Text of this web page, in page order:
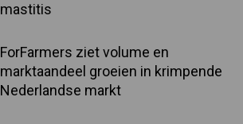
mastitis
ForFarmers ziet volume en
marktaandeel groeien in krimpende
Nederlandse markt